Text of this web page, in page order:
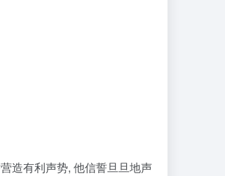
造有利声势, 他信誓旦旦地声